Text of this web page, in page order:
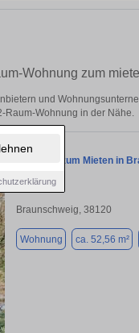
Wohnung zum
und
Raum-Wohnung in der Nähe.
Wohnung zum Mieten in
Braunschweig, 38120
Wohnung ca. 52,56 m²